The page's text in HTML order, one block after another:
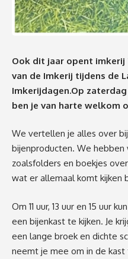
Ook dit jaar opent
van de Imkerij tijdens de
Imkerijdagen.Op zaterdag
ben je van harte welkom
We vertellen je alles over
bijenproducten. We
zoalsfolders en boekjes
wat er allemaal komt kijken
Om 11 uur, 13 uur en 15 uur
een bijenkast te kijken. Je
een lange broek en dichte
neemt je mee om in de